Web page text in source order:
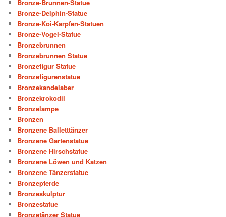
Bronze-Brunnen-Statue
Bronze-Delphin-Statue
Bronze-Koi-Karpfen-Statuen
Bronze-Vogel-Statue
Bronzebrunnen
Bronzebrunnen Statue
Bronzefigur Statue
Bronzefigurenstatue
Bronzekandelaber
Bronzekrokodil
Bronzelampe
Bronzen
Bronzene Balletttänzer
Bronzene Gartenstatue
Bronzene Hirschstatue
Bronzene Löwen und Katzen
Bronzene Tänzerstatue
Bronzepferde
Bronzeskulptur
Bronzestatue
Bronzetänzer Statue